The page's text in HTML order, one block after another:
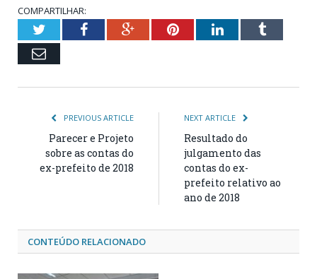
COMPARTILHAR:
TwitterFacebookGoogle+PinterestLinkedInTumblr
Email
PREVIOUS ARTICLE
Parecer e Projeto
sobre as contas do
ex-prefeito de 2018
NEXT ARTICLE
Resultado do
julgamento das
contas do ex-
prefeito relativo ao
ano de 2018
CONTEÚDO RELACIONADO